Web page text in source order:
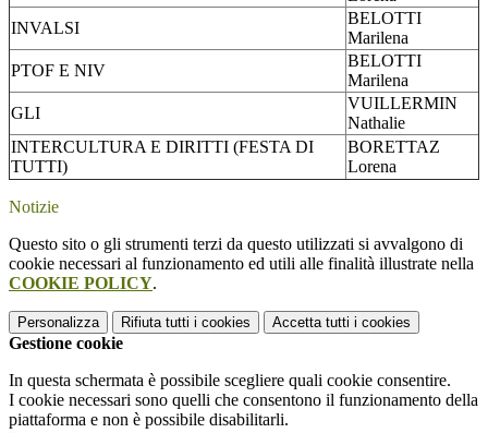
INVALSI
BELOTTI
Marilena
PTOF E NIV
BELOTTI
Marilena
GLI
VUILLERMIN
Nathalie
INTERCULTURA E DIRITTI (FESTA DI
TUTTI)
BORETTAZ
Lorena
Notizie
Questo sito o gli strumenti terzi da questo utilizzati si avvalgono di
cookie necessari al funzionamento ed utili alle finalità illustrate nella
COOKIE POLICY.
Personalizza Rifiuta tutti i cookies Accetta tutti i cookies
Gestione cookie
In questa schermata è possibile scegliere quali cookie consentire.
I cookie necessari sono quelli che consentono il funzionamento della
piattaforma e non è possibile disabilitarli.